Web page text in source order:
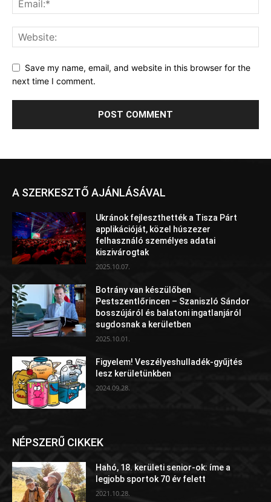
Save my name, email, and website in this browser for the
next time I comment.
A SZERKESZTŐ AJÁNLÁSÁVAL
Ukránok fejleszthették a Tisza Párt
applikációját, közel húszezer
felhasználó személyes adatai
kiszivárogtak
2025.10.07.
Botrány van készülőben
Pestszentlőrincen – Szaniszló Sándor
bosszújáról és balatoni ingatlanjáról
sugdosnak a kerületben
2025.10.01.
Figyelem! Veszélyeshulladék-gyűjtés
lesz kerületünkben
2024.09.28.
NÉPSZERŰ CIKKEK
Hahó, 18. kerületi senior-ok: íme a
legjobb sportok 70 év felett
2021.10.28.